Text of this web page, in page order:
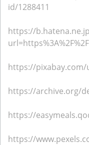
id/1288411
https://
https://pixabay.com/
https://archive.org/
https://
https://